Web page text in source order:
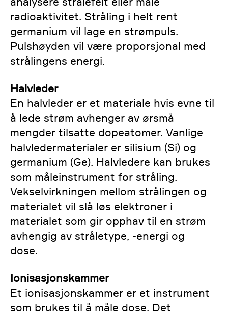
radioaktivitet. Stråling i helt rent
germanium vil lage en strømpuls.
Pulshøyden vil være proporsjonal med
strålingens energi.
Halvleder
En halvleder er et materiale hvis evne til
å lede strøm avhenger av ørsmå
mengder tilsatte dopeatomer. Vanlige
halvledermaterialer er silisium (Si) og
germanium (Ge). Halvledere kan brukes
som måleinstrument for stråling.
Vekselvirkningen mellom strålingen og
materialet vil slå løs elektroner i
materialet som gir opphav til en strøm
avhengig av stråletype, -energi og
dose.
Ionisasjonskammer
Et ionisasjonskammer er et instrument
som brukes til å måle dose. Det